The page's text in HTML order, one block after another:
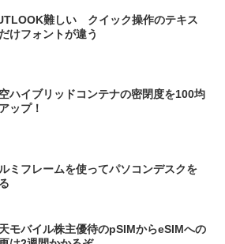
難しい クイック操作のテキス
けフォントが違う
ハイブリッドコンテナの密閉度を100均
ップ！
ミフレームを使ってパソコンデスクを
モバイル株主優待のpSIMからeSIMへの